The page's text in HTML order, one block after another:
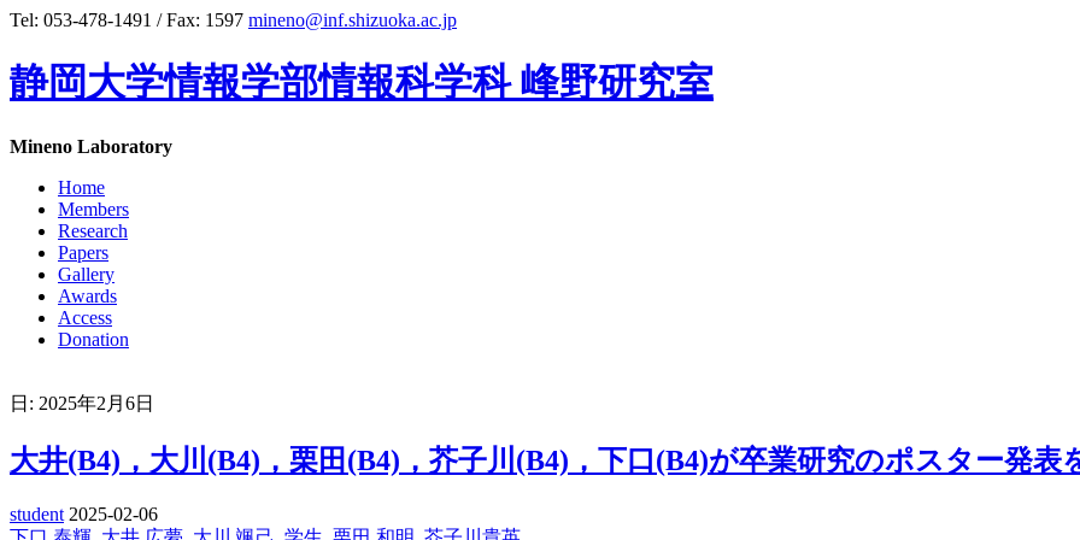
Tel: 053-478-1491 / Fax: 1597 mineno@inf.shizuoka.ac.jp
静岡大学情報学部情報科学科 峰野研究室
Mineno Laboratory
Home
Members
Research
Papers
Gallery
Awards
Access
Donation
日: 2025年2月6日
大井(B4)，大川(B4)，栗田(B4)，芥子川(B4)，下口(B4)が卒業研究のポスター発表
student 2025-02-06